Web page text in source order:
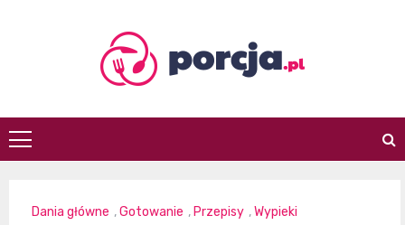
porcja.pl
Dania główne ,Gotowanie , Przepisy ,Wypieki